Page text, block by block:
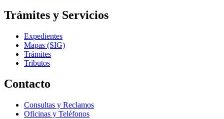
Trámites y Servicios
Expedientes
Mapas (SIG)
Trámites
Tributos
Contacto
Consultas y Reclamos
Oficinas y Teléfonos